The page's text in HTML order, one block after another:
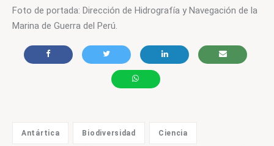
Foto de portada: Dirección de Hidrografía y Navegación de la
Marina de Guerra del Perú.
Antártica Biodiversidad Ciencia